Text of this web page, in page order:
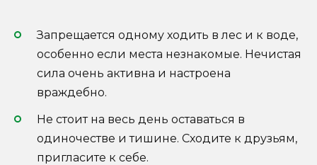
Запрещается одному ходить в лес и к воде,
особенно если места незнакомые. Нечистая
сила очень активна и настроена
враждебно.
Не стоит на весь день оставаться в
одиночестве и тишине. Сходите к друзьям,
пригласите к себе.